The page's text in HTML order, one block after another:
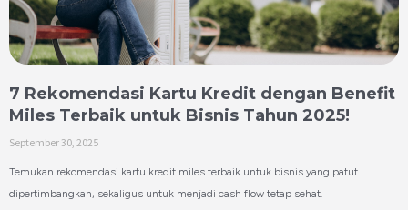
7 Rekomendasi Kartu Kredit dengan Benefit
Miles Terbaik untuk Bisnis Tahun 2025!
September 30, 2025
Temukan rekomendasi kartu kredit miles terbaik untuk bisnis yang patut
dipertimbangkan, sekaligus untuk menjadi cash flow tetap sehat.